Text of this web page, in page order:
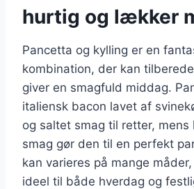
hurtig og lækker
Pancetta og kylling er en
kombination, der kan
giver en smagfuld middag.
italiensk bacon lavet af
og saltet smag til retter, mens
smag gør den til en perfekt
kan varieres på mange
ideel til både hverdag og